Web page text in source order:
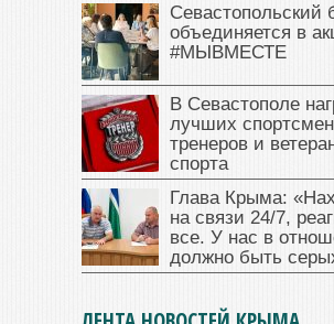
Севастопольский
объединяется в
#МЫВМЕСТЕ
В Севастополе
лучших
тренеров и
спорта
Глава Крыма:
на связи 24/7,
все. У нас в
должно быть